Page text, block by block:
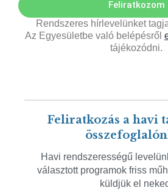
Feliratkozom
Rendszeres hírlevelünket
Az Egyesületbe való belépésről
tájékozódni.
Feliratkozás a havi
Havi rendszerességű
választott programok friss
küldjük el